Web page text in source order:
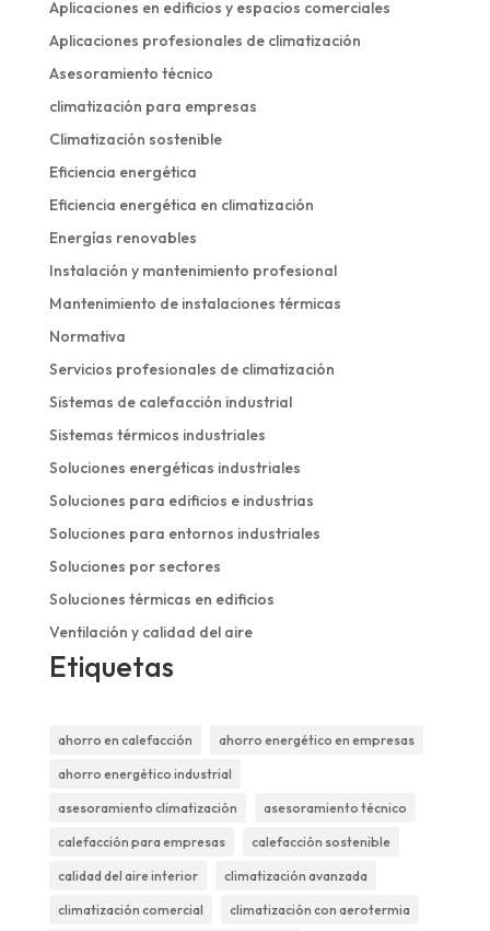
Aplicaciones en edificios y espacios comerciales
Aplicaciones profesionales de climatización
Asesoramiento técnico
climatización para empresas
Climatización sostenible
Eficiencia energética
Eficiencia energética en climatización
Energías renovables
Instalación y mantenimiento profesional
Mantenimiento de instalaciones térmicas
Normativa
Servicios profesionales de climatización
Sistemas de calefacción industrial
Sistemas térmicos industriales
Soluciones energéticas industriales
Soluciones para edificios e industrias
Soluciones para entornos industriales
Soluciones por sectores
Soluciones térmicas en edificios
Ventilación y calidad del aire
Etiquetas
ahorro en calefacción ahorro energético en empresas
ahorro energético industrial
asesoramiento climatización asesoramiento técnico
calefacción para empresas calefacción sostenible
calidad del aire interior climatización avanzada
climatización comercial climatización con aerotermia